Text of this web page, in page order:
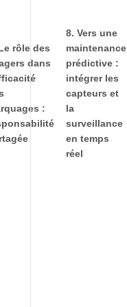
rôle des
dans
:
8. Vers une
maintenance
prédictive :
intégrer les
capteurs et
la
surveillance
en temps
réel